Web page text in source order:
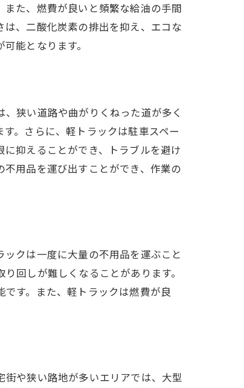
た、燃費が良いと頻繁な給油の手間
、二酸化炭素の排出を抑え、エコな
能となります。
狭い道路や曲がりくねった道が多く
。さらに、軽トラックは駐車スペー
抑えることができ、トラブルを避け
用品を運び出すことができ、作業の
クは一度に大量の不用品を運ぶこと
回しが難しくなることがあります。
す。また、軽トラックは燃費が良
や狭い路地が多いエリアでは、大型